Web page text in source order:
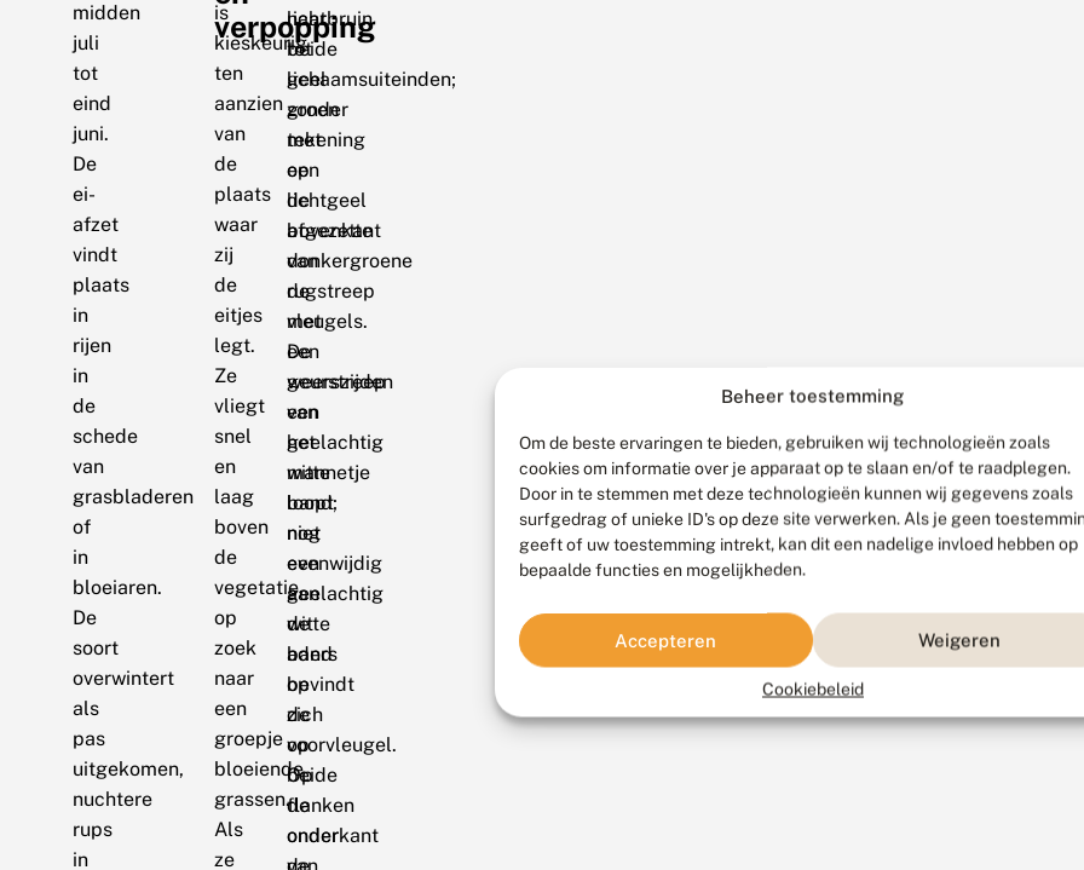
Beheer toestemming
Om de beste ervaringen te bieden, gebruiken wij technologieën zoals
cookies om informatie over je apparaat op te slaan en/of te raadplegen.
Door in te stemmen met deze technologieën kunnen wij gegevens zoals
surfgedrag of unieke ID's op deze site verwerken. Als je geen
geeft of uw toestemming intrekt, kan dit een nadelige invloed hebben op
bepaalde functies en mogelijkheden.
Accepteren Weigeren
Cookiebeleid
midden
juli
tot
eind
juni.
De
ei-
afzet
vindt
plaats
in
rijen
in
de
schede
van
grasbladeren
of
in
bloeiaren.
De
soort
overwintert
als
pas
uitgekomen,
nuchtere
rups
in
is
kieskeurig
ten
aanzien
van
de
plaats
waar
zij
de
eitjes
legt.
Ze
vliegt
snel
en
laag
boven
de
vegetatie,
op
zoek
naar
een
groepje
bloeiende
grassen.
Als
ze
verpopping
lichtbruin
tot
geel
zonder
tekening
op
de
bovenkant
van
de
vleugels.
De
geurstreep
van
het
mannetje
loopt
niet
evenwijdig
aan
de
aders
op
de
voorvleugel.
Op
de
onderkant
naar
beide
lichaamsuiteinden;
groen
met
een
lichtgeel
afgezette
donkergroene
rugstreep
met
een
weerszijden
een
geelachtig
witte
band;
nog
een
geelachtig
witte
band
bevindt
zich
op
beide
flanken
onder